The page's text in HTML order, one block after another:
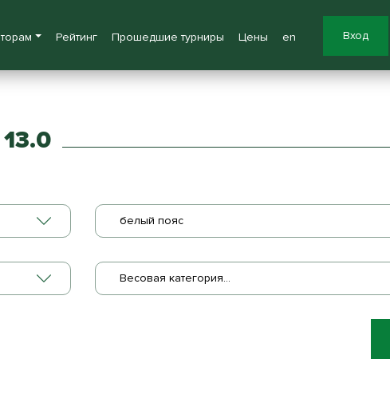
Рейтинг Прошедшие турниры Цены en Вход
белый пояс
Весовая категория...